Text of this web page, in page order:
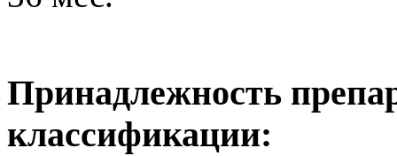
Принадлежность
классификации: